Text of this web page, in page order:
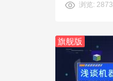
浏览: 2873
旗舰版